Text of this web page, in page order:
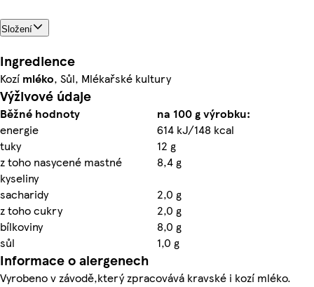
Složení
Ingredience
Kozí mléko, Sůl, Mlékařské kultury
Výživové údaje
Běžné hodnoty
na 100 g výrobku:
energie
614 kJ/148 kcal
tuky
12 g
z toho nasycené mastné
kyseliny
8,4 g
sacharidy
2,0 g
z toho cukry
2,0 g
bílkoviny
8,0 g
sůl
1,0 g
Informace o alergenech
Vyrobeno v závodě,který zpracovává kravské i kozí mléko.